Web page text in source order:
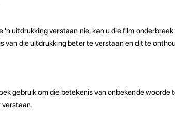
'n uitdrukking verstaan ​​nie, kan u die film
van die uitdrukking beter te verstaan ​​en dit te
gebruik om die betekenis van onbekende woorde
verstaan.